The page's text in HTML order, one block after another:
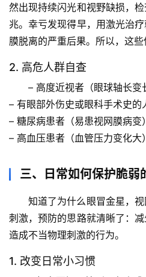
首
页
题
表
自
然
物
体
奥
然出现持续闪光和视野缺损，
兆。幸亏发现得早，用激光治
膜脱离的严重后果。所以，这些
2. 高危人群自查
– 高度近视者（眼球轴长变
– 有眼部外伤史或眼科手术史的
– 糖尿病患者（易患视网膜病变）
– 高血压患者（血管压力变化大）
三、日常如何保护脆弱
知道了为什么眼冒金星，
刺激，预防的思路就清晰了：
造成不当物理刺激的行为。
1. 改变日常小习惯